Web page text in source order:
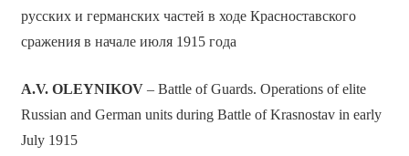
русских и германских частей в ходе Красноставского
сражения в начале июля 1915 года
A.V. OLEYNIKOV– Battle of Guards. Operations of elite
Russian and German units during Battle of Krasnostav in early
July 1915